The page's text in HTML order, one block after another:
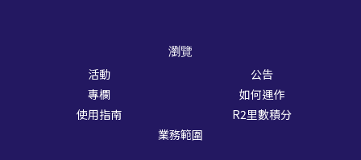
瀏覽
活動
公告
專欄
如何運作
使用指南
R2里數積分
業務範圍